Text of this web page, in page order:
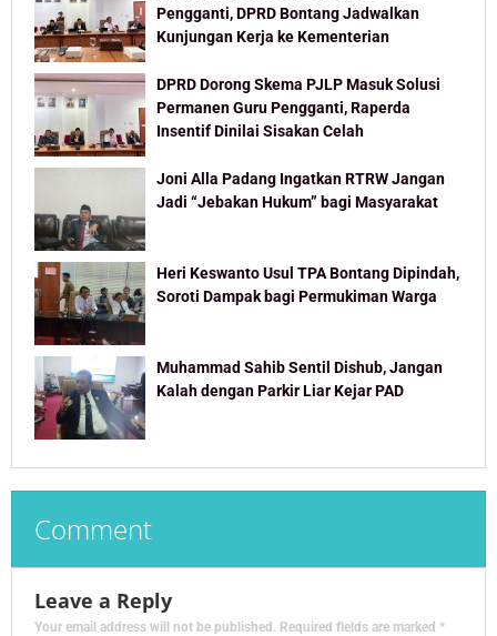
Pengganti, DPRD Bontang Jadwalkan
Kunjungan Kerja ke Kementerian
DPRD Dorong Skema PJLP Masuk Solusi
Permanen Guru Pengganti, Raperda
Insentif Dinilai Sisakan Celah
Joni Alla Padang Ingatkan RTRW Jangan
Jadi “Jebakan Hukum” bagi Masyarakat
Heri Keswanto Usul TPA Bontang Dipindah,
Soroti Dampak bagi Permukiman Warga
Muhammad Sahib Sentil Dishub, Jangan
Kalah dengan Parkir Liar Kejar PAD
Comment
Leave a Reply
Your email address will not be published. Required fields are marked *